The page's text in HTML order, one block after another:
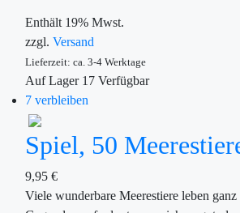
Enthält 19% Mwst.
zzgl. Versand
Lieferzeit: ca. 3-4 Werktage
Auf Lager17 Verfügbar
7 verbleiben
Spiel, 50
9,95 €
Viele wunderbare Meerestiere leben